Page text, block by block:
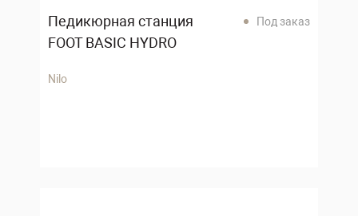
Педикюрная станция
FOOT BASIC HYDRO
Под заказ
Nilo